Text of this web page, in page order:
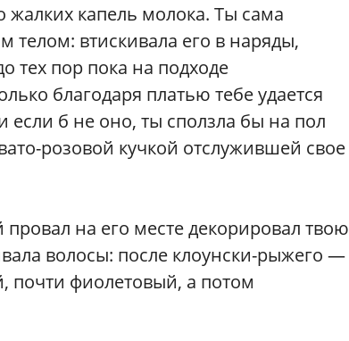
жалких капель молока. Ты сама
телом: втискивала его в наряды,
тех пор пока на подходе
благодаря платью тебе удается
если б не оно, ты сползла бы на пол
розовой кучкой отслужившей свое
на его месте декорировал твою
волосы: после клоунски-рыжего —
почти фиолетовый, а потом